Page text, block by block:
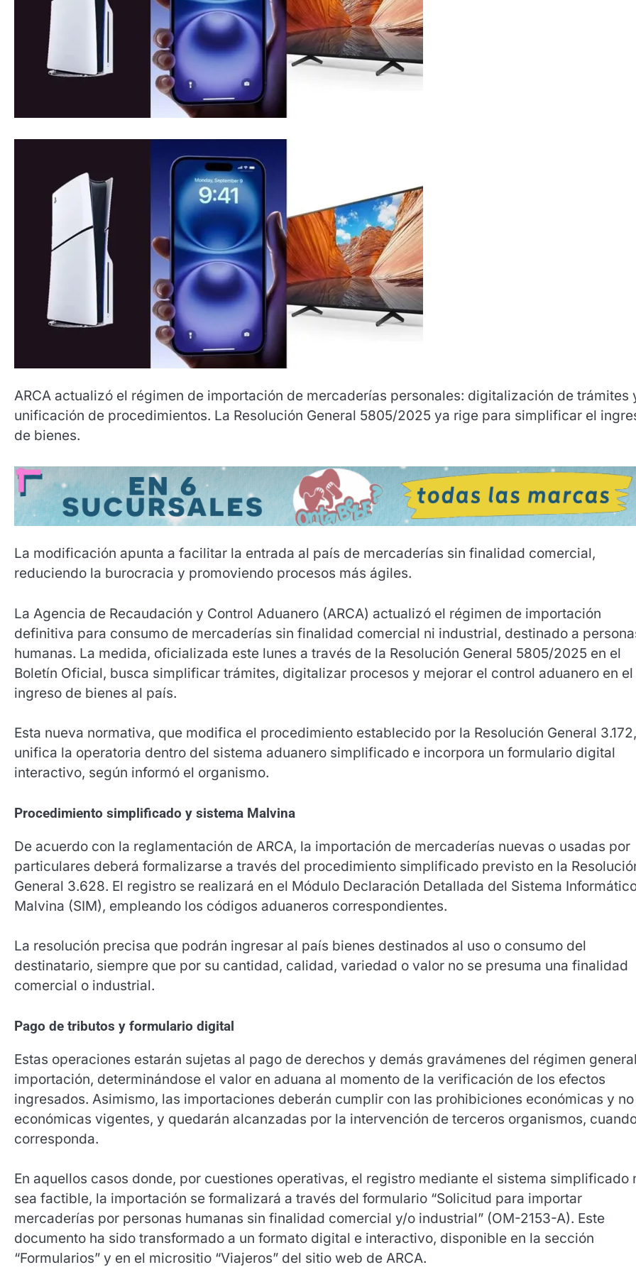
ARCA actualizó el régimen de importación de mercaderías personales: digitalización de trámites
unificación de procedimientos. La Resolución General 5805/2025 ya rige para simplificar el
de bienes.
La modificación apunta a facilitar la entrada al país de mercaderías sin finalidad comercial,
reduciendo la burocracia y promoviendo procesos más ágiles.
La Agencia de Recaudación y Control Aduanero (ARCA) actualizó el régimen de importación
definitiva para consumo de mercaderías sin finalidad comercial ni industrial, destinado a
humanas. La medida, oficializada este lunes a través de la Resolución General 5805/2025 en el
Boletín Oficial, busca simplificar trámites, digitalizar procesos y mejorar el control aduanero en el
ingreso de bienes al país.
Esta nueva normativa, que modifica el procedimiento establecido por la Resolución General 3.172,
unifica la operatoria dentro del sistema aduanero simplificado e incorpora un formulario digital
interactivo, según informó el organismo.
Procedimiento simplificado y sistema Malvina
De acuerdo con la reglamentación de ARCA, la importación de mercaderías nuevas o usadas por
particulares deberá formalizarse a través del procedimiento simplificado previsto en la
General 3.628. El registro se realizará en el Módulo Declaración Detallada del Sistema
Malvina (SIM), empleando los códigos aduaneros correspondientes.
La resolución precisa que podrán ingresar al país bienes destinados al uso o consumo del
destinatario, siempre que por su cantidad, calidad, variedad o valor no se presuma una finalidad
comercial o industrial.
Pago de tributos y formulario digital
Estas operaciones estarán sujetas al pago de derechos y demás gravámenes del régimen
importación, determinándose el valor en aduana al momento de la verificación de los efectos
ingresados. Asimismo, las importaciones deberán cumplir con las prohibiciones económicas y no
económicas vigentes, y quedarán alcanzadas por la intervención de terceros organismos,
corresponda.
En aquellos casos donde, por cuestiones operativas, el registro mediante el sistema simplificado
sea factible, la importación se formalizará a través del formulario “Solicitud para importar
mercaderías por personas humanas sin finalidad comercial y/o industrial” (OM-2153-A). Este
documento ha sido transformado a un formato digital e interactivo, disponible en la sección
“Formularios” y en el micrositio “Viajeros” del sitio web de ARCA.